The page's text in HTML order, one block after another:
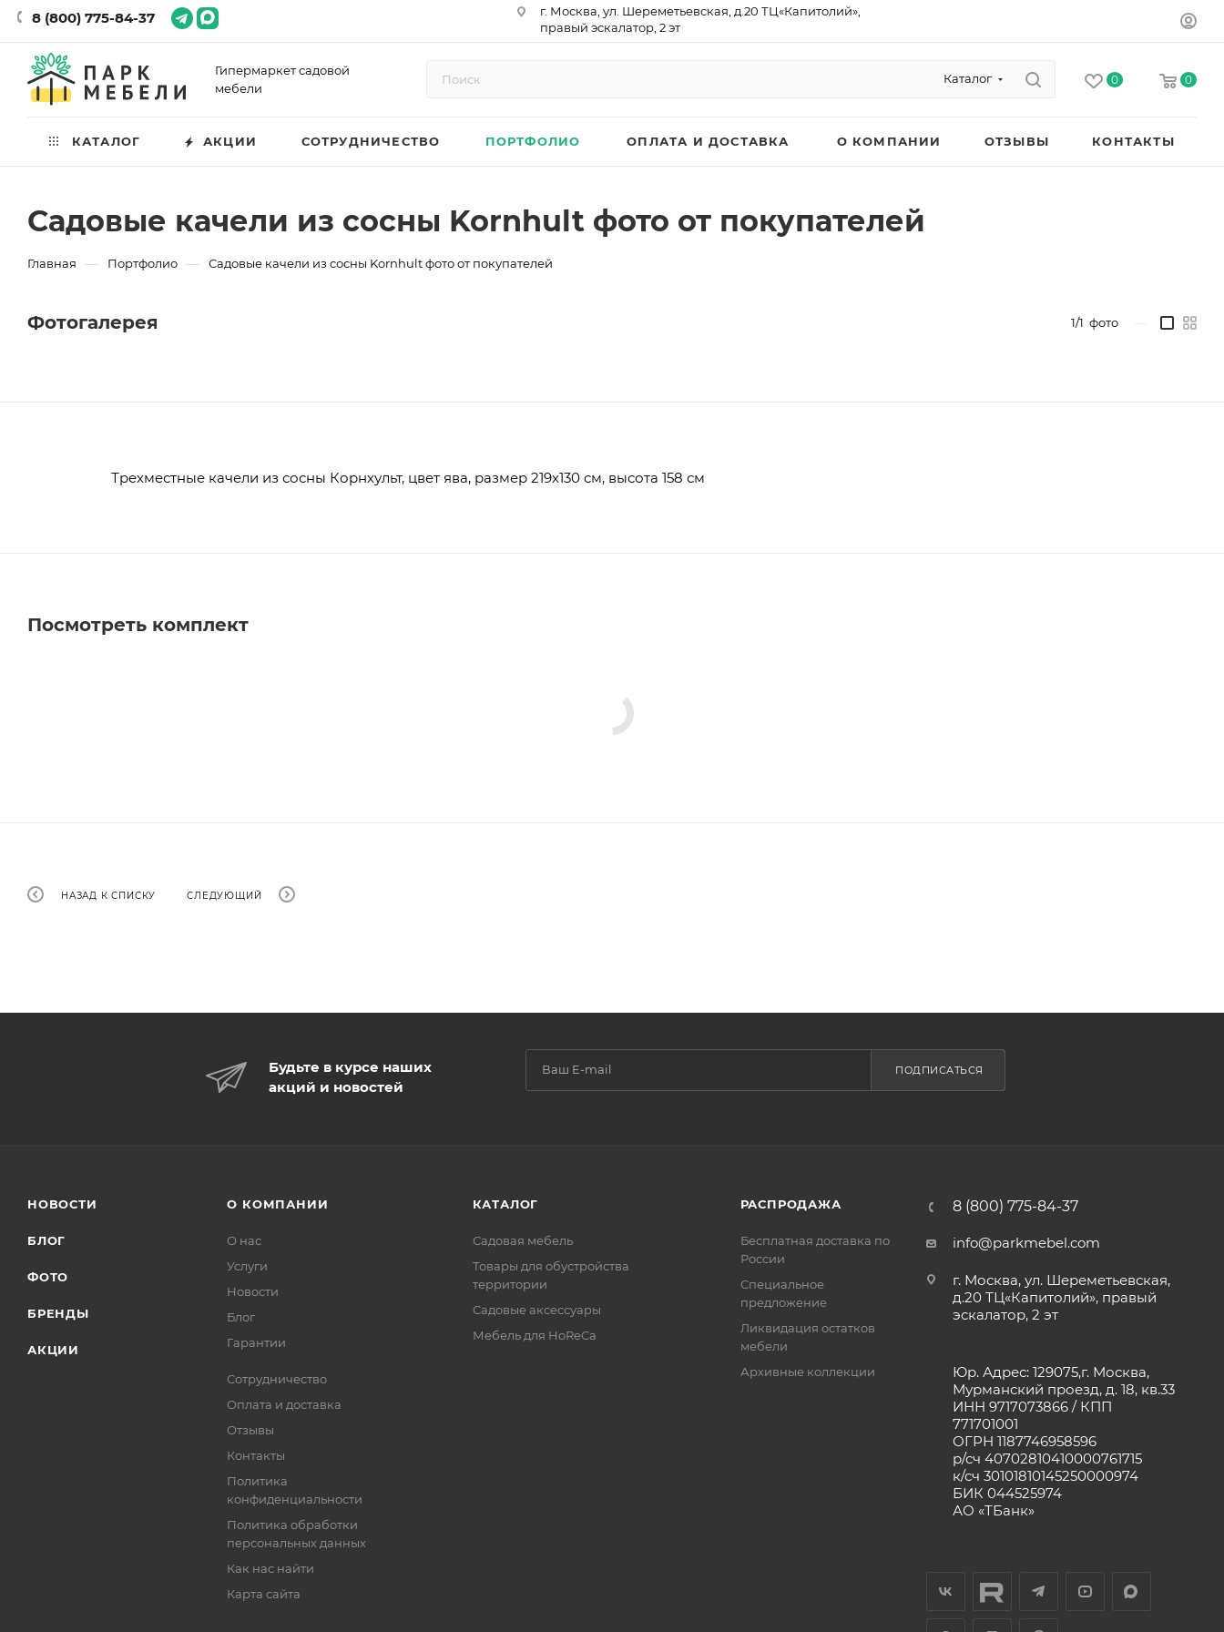
8 (800) 775-84-37
г. Москва, ул. Шереметьевская, д.20 ТЦ«Капитолий»,
правый эскалатор, 2 эт
р/сч 40702810410000761715
Гипермаркет садовой
мебели
Каталог 0 0
КАТАЛОГ АКЦИИ СОТРУДНИЧЕСТВО ПОРТФОЛИО ОПЛАТА И ДОСТАВКА О КОМПАНИИ ОТЗЫВЫ КОНТАКТЫ
Садовые качели из сосны Kornhult фото от покупателей
Главная — Портфолио — Садовые качели из сосны Kornhult фото от покупателей
Фотогалерея 1/1 фото
Трехместные качели из сосны Корнхульт, цвет ява, размер 219x130 см, высота 158 см
Посмотреть комплект
НАЗАД К СПИСКУ СЛЕДУЮЩИЙ
Будьте в курсе наших
акций и новостей
ПОДПИСАТЬСЯ
НОВОСТИ
БЛОГ
ФОТО
БРЕНДЫ
АКЦИИ
О КОМПАНИИ
О нас
Услуги
Новости
Блог
Гарантии
Сотрудничество
Оплата и доставка
Отзывы
Контакты
Политика
конфиденциальности
Политика обработки
персональных данных
Как нас найти
Карта сайта
КАТАЛОГ
Садовая мебель
Товары для обустройства
территории
Садовые аксессуары
Мебель для HoReCa
РАСПРОДАЖА
Бесплатная доставка по
России
Специальное
предложение
Ликвидация остатков
мебели
Архивные коллекции
8 (800) 775-84-37
info@parkmebel.com
г. Москва, ул. Шереметьевская,
д.20 ТЦ«Капитолий», правый
эскалатор, 2 эт
Юр. Адрес: 129075,г. Москва,
Мурманский проезд, д. 18, кв.33
ИНН 9717073866 / КПП
771701001
ОГРН 1187746958596
р/сч 40702810410000761715
к/сч 30101810145250000974
БИК 044525974
АО «ТБанк»